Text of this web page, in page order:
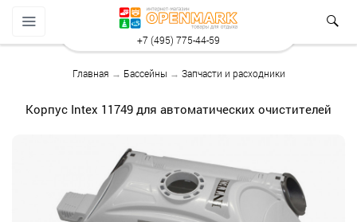
+7 (495) 775-44-59
Главная → Бассейны → Запчасти и расходники
Корпус Intex 11749 для автоматических очистителей